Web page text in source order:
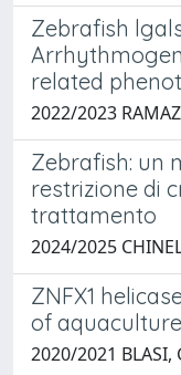
Zebrafish
related
2022/2023
Zebrafish: un
restrizione di
trattamento
2024/2025
ZNFX1
of
2020/2021 BLASI,